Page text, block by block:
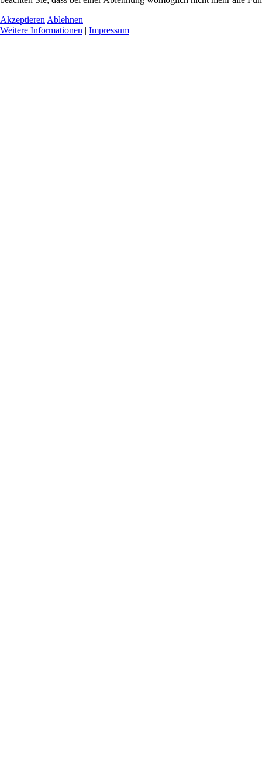
Akzeptieren Ablehnen
Weitere Informationen | Impressum